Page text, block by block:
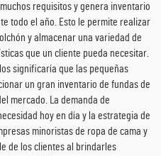
requisitos y genera inventario
todo el año. Esto le permite realizar
y almacenar una variedad de
que un cliente pueda necesitar.
significaría que las pequeñas
un gran inventario de fundas de
mercado. La demanda de
hoy en día y la estrategia de
minoristas de ropa de cama y
de los clientes al brindarles